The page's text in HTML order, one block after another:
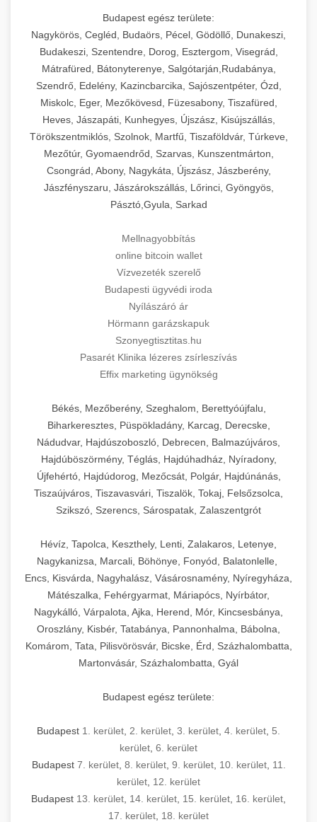
Budapest egész területe:
Nagykörös, Cegléd, Budaörs, Pécel, Gödöllő, Dunakeszi,
Budakeszi, Szentendre, Dorog, Esztergom, Visegrád,
Mátrafüred, Bátonyterenye, Salgótarján,Rudabánya,
Szendrő, Edelény, Kazincbarcika, Sajószentpéter, Ózd,
Miskolc, Eger, Mezőkövesd, Füzesabony, Tiszafüred,
Heves, Jászapáti, Kunhegyes, Újszász, Kisújszállás,
Törökszentmiklós, Szolnok, Martfű, Tiszaföldvár, Túrkeve,
Mezőtúr, Gyomaendrőd, Szarvas, Kunszentmárton,
Csongrád, Abony, Nagykáta, Újszász, Jászberény,
Jászfényszaru, Jászárokszállás, Lőrinci, Gyöngyös,
Pásztó,Gyula, Sarkad
Mellnagyobbítás
online bitcoin wallet
Vízvezeték szerelő
Budapesti ügyvédi iroda
Nyílászáró ár
Hörmann garázskapuk
Szonyegtisztitas.hu
Pasarét Klinika lézeres zsírleszívás
Effix marketing ügynökség
Békés, Mezőberény, Szeghalom, Berettyóújfalu,
Biharkeresztes, Püspökladány, Karcag, Derecske,
Nádudvar, Hajdúszoboszló, Debrecen, Balmazújváros,
Hajdúböszörmény, Téglás, Hajdúhadház, Nyíradony,
Újfehértó, Hajdúdorog, Mezőcsát, Polgár, Hajdúnánás,
Tiszaújváros, Tiszavasvári, Tiszalök, Tokaj, Felsőzsolca,
Szikszó, Szerencs, Sárospatak, Zalaszentgrót
Hévíz, Tapolca, Keszthely, Lenti, Zalakaros, Letenye,
Nagykanizsa, Marcali, Böhönye, Fonyód, Balatonlelle,
Encs, Kisvárda, Nagyhalász, Vásárosnamény, Nyíregyháza,
Mátészalka, Fehérgyarmat, Máriapócs, Nyírbátor,
Nagykálló, Várpalota, Ajka, Herend, Mór, Kincsesbánya,
Oroszlány, Kisbér, Tatabánya, Pannonhalma, Bábolna,
Komárom, Tata, Pilisvörösvár, Bicske, Érd, Százhalombatta,
Martonvásár, Százhalombatta, Gyál
Budapest egész területe:
Budapest 1. kerület 2. kerület 3. kerület 4. kerület 5.
kerület 6. kerület
Budapest 7. kerület, 8. kerület, 9. kerület, 10. kerület, 11.
kerület 12. kerület
Budapest 13. kerület 14. kerület 15. kerület 16. kerület
17. kerület 18. kerület